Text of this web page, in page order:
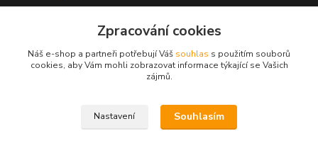
Michal Zamarski
+420724095453
info@reefhome.cz
Zpracování cookies
Náš e-shop a partneři potřebují Váš souhlas s použitím souborů
cookies, aby Vám mohli zobrazovat informace týkající se Vašich
zájmů.
Nastavení Souhlasím